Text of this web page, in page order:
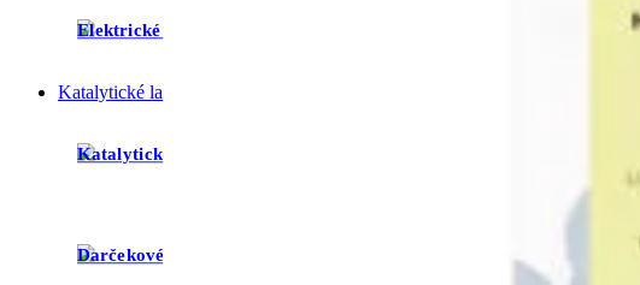
Elektrické difuzéry do auta
Katalytické lampy
Katalytické lampy
Darčekové sady